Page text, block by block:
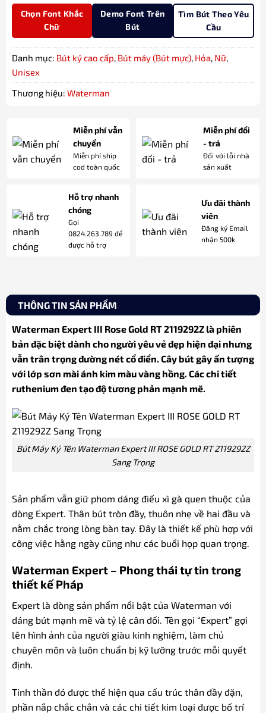
Chọn Font Khắc
Chữ
Demo Font Trên
Bút
Tìm Bút Theo Yêu
Cầu
Danh mục: Bút ký cao cấp, Bút máy (Bút mực), Hỏa, Nữ,
Unisex
Thương hiệu: Waterman
Miễn phí vẫn
chuyển
Miễn phí ship
cod toàn quốc
Miễn phí đổi
- trả
Đối với lỗi nhà
sản xuất
Hỗ trợ nhanh
chóng
Gọi
0824.263.789 để
được hỗ trợ
Ưu đãi thành
viên
Đăng ký Email
nhận 500k
THÔNG TIN SẢN PHẨM
Waterman Expert III Rose Gold RT 2119292Z là phiên
bản đặc biệt dành cho người yêu vẻ đẹp hiện đại nhưng
vẫn trân trọng đường nét cổ điển. Cây bút gây ấn tượng
với lớp sơn mài ánh kim màu vàng hồng. Các chi tiết
ruthenium đen tạo độ tương phản mạnh mẽ.
Bút Máy Ký Tên Waterman Expert III ROSE GOLD RT 2119292Z
Sang Trọng
Sản phẩm vẫn giữ phom dáng điếu xì gà quen thuộc của
dòng Expert. Thân bút tròn đầy, thuôn nhẹ về hai đầu và
nằm chắc trong lòng bàn tay. Đây là thiết kế phù hợp với
công việc hằng ngày cũng như các buổi họp quan trọng.
Waterman Expert – Phong thái tự tin trong
thiết kế Pháp
Expert là dòng sản phẩm nổi bật của Waterman với
dáng bút mạnh mẽ và tỷ lệ cân đối. Tên gọi “Expert” gợi
lên hình ảnh của người giàu kinh nghiệm, làm chủ
chuyên môn và luôn chuẩn bị kỹ lưỡng trước mỗi quyết
định.
Tinh thần đó được thể hiện qua cấu trúc thân đầy đặn,
phần nắp chắc chắn và các chi tiết kim loại được bố trí